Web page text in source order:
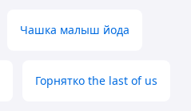
Чашка малыш йода
Горнятко the last of us